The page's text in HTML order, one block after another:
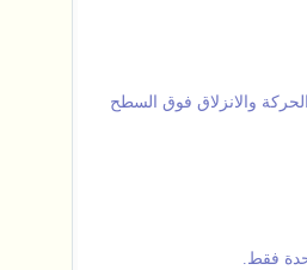
والانزلاق فوق السطح
فقط.